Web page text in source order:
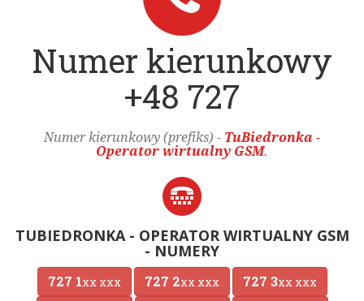
Numer kierunkowy
+48 727
Numer kierunkowy (prefiks) - TuBiedronka -
Operator wirtualny GSM.
TUBIEDRONKA - OPERATOR WIRTUALNY GSM
- NUMERY
727 1xx xxx 727 2xx xxx 727 3xx xxx